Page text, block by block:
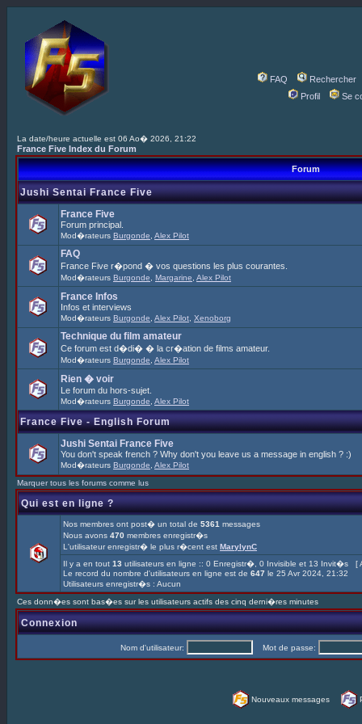
FAQ
Rechercher
Profil
Se
La date/heure actuelle est 06 Ao� 2026, 21:22
France Five Index du Forum
Forum
Jushi Sentai France Five
France Five
Forum principal.
Mod�rateurs Burgonde Alex Pilot
FAQ
France Five r�pond � vos questions les plus courantes.
Mod�rateurs Burgonde Margarine Alex Pilot
France Infos
Infos et interviews
Mod�rateurs Burgonde Alex Pilot Xenoborg
Technique du film amateur
Ce forum est d�di� � la cr�ation de films amateur.
Mod�rateurs Burgonde Alex Pilot
Rien � voir
Le forum du hors-sujet.
Mod�rateurs Burgonde Alex Pilot
France Five - English Forum
Jushi Sentai France Five
You don't speak french ? Why don't you leave us a message in english ? :)
Mod�rateurs Burgonde Alex Pilot
Marquer tous les forums comme lus
Qui est en ligne ?
Nos membres ont post� un total de 5361 messages
Nous avons 470 membres enregistr�s
L'utilisateur enregistr� le plus r�cent est MarylynC
Il y a en tout 13 utilisateurs en ligne :: 0 Enregistr�, 0 Invisible et 13 Invit�s [
Le record du nombre d'utilisateurs en ligne est de 647 le 25 Avr 2024, 21:32
Utilisateurs enregistr�s : Aucun
Ces donn�es sont bas�es sur les utilisateurs actifs des cinq derni�res minutes
Connexion
Nom d'utilisateur: Mot de passe:
Nouveaux messages